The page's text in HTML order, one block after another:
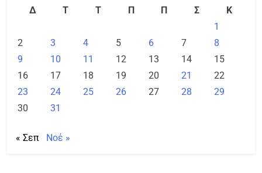
Δ
Τ Τ Π Π Σ
Κ
1
2
3 4 5 6 7
8
9
10 11 12 13 14
15
16
17 18 19 20 21
22
23
24 25 26 27 28
29
30
31
« Σεπ Νοέ »